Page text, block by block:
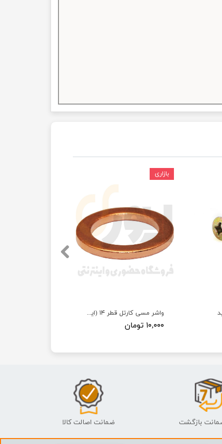
واشر مسی کارتل قطر ۱۴ (ایرانخودرویی)
۱۰,۰۰۰ تومان
بازاری
ضمانت اصالت کالا